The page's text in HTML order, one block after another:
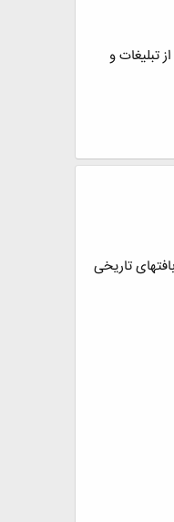
تبلیغات و
تاریخی